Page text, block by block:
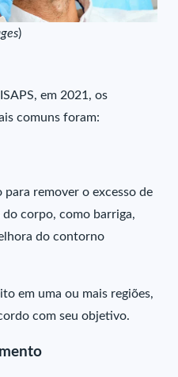
)
em 2021, os
comuns foram:
remover o excesso de
do corpo, como barriga,
do contorno
em uma ou mais regiões,
com seu objetivo.